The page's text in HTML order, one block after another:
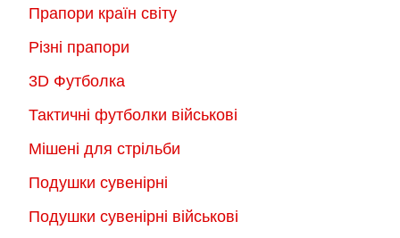
Прапори країн світу
Різні прапори
3D Футболка
Тактичні футболки військові
Мішені для стрільби
Подушки сувенірні
Подушки сувенірні військові